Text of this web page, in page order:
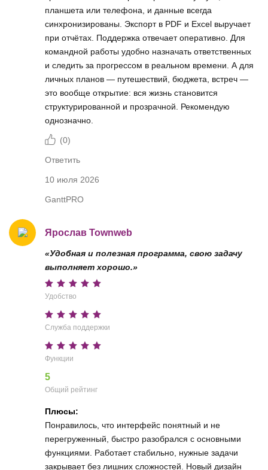
планшета или телефона, и данные всегда
синхронизированы. Экспорт в PDF и Excel выручает
при отчётах. Поддержка отвечает оперативно. Для
командной работы удобно назначать ответственных
и следить за прогрессом в реальном времени. А для
личных планов — путешествий, бюджета, встреч —
это вообще открытие: вся жизнь становится
структурированной и прозрачной. Рекомендую
однозначно.
(0)
Ответить
10 июля 2026
GanttPRO
Ярослав Townweb
«Удобная и полезная программа, свою задачу
выполняет хорошо.»
Удобство
Служба поддержки
Функции
5
Общий рейтинг
Плюсы:
Понравилось, что интерфейс понятный и не
перегруженный, быстро разобрался с основными
функциями. Работает стабильно, нужные задачи
закрывает без лишних сложностей. Новый дизайн